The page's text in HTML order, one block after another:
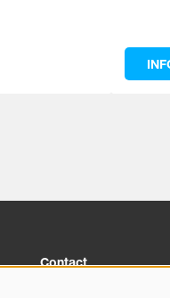
Contact